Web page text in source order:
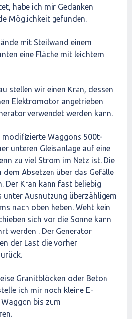
habe ich mir Gedanken
Möglichkeit gefunden.
mit Steilwand einem
eine Fläche mit leichtem
stellen wir einen Kran, dessen
Elektromotor angetrieben
verwendet werden kann.
modifizierte Waggons 500t-
unteren Gleisanlage auf eine
zu viel Strom im Netz ist. Die
dem Absetzen über das Gefälle
Der Kran kann fast beliebig
unter Ausnutzung überzähligem
nach oben heben. Weht kein
sich vor die Sonne kann
werden . Der Generator
der Last die vorher
Granitblöcken oder Beton
ich mir noch kleine E-
bis zum